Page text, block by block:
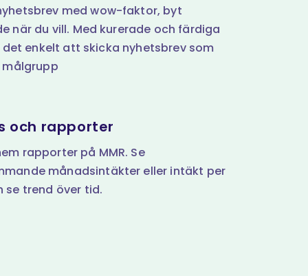
med wow-faktor, byt
när du vill. Med kurerade och färdiga
enkelt att skicka nyhetsbrev som
och rapporter
rapporter på MMR. Se
månadsintäkter eller intäkt per
se trend över tid.